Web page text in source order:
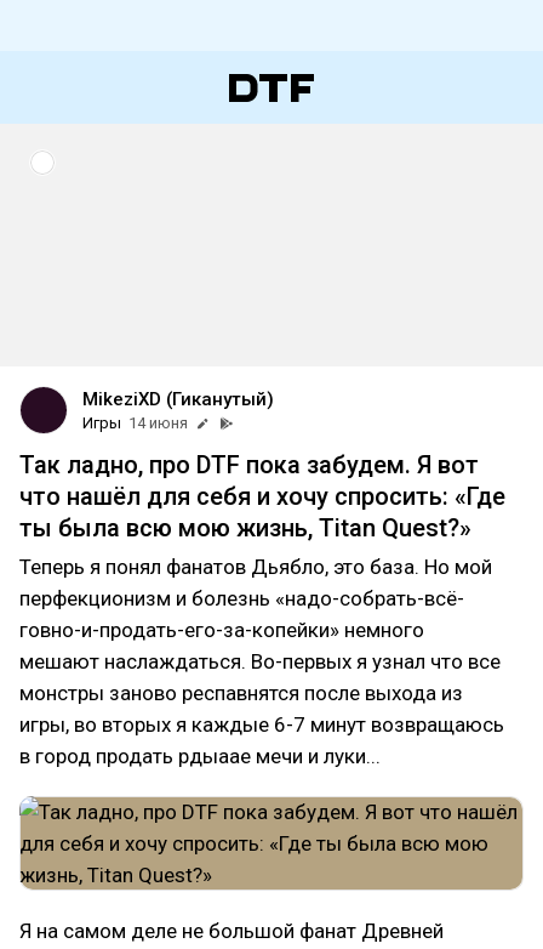
MikeziXD (Гиканутый)
Игры 14 июня
Так ладно, про DTF пока забудем. Я вот
что нашёл для себя и хочу спросить: «Где
ты была всю мою жизнь, Titan Quest?»
Теперь я понял фанатов Дьябло, это база. Но мой
перфекционизм и болезнь «надо-собрать-всё-
говно-и-продать-его-за-копейки» немного
мешают наслаждаться. Во-первых я узнал что все
монстры заново респавнятся после выхода из
игры, во вторых я каждые 6-7 минут возвращаюсь
в город продать рдыаае мечи и луки...
Я на самом деле не большой фанат Древней